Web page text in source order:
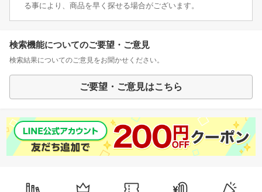
る事により、商品を早く探せる場合がございます。
検索機能についてのご要望・ご意見
検索結果についてのご意見をお聞かせください。
ご要望・ご意見はこちら